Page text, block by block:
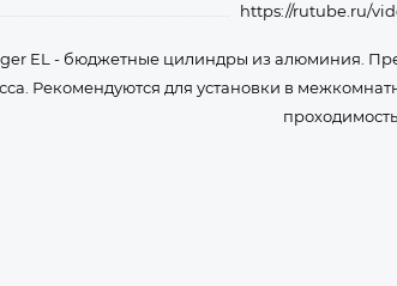
https://rutube.ru/
EL - бюджетные цилиндры из алюминия.
Рекомендуются для установки в